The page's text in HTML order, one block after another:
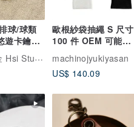
球/球類
遊卡鑰匙
Studio
歐根紗袋抽繩 S 尺寸
100 件 OEM 可能
5color
machinojyukiyasan
US$ 140.09